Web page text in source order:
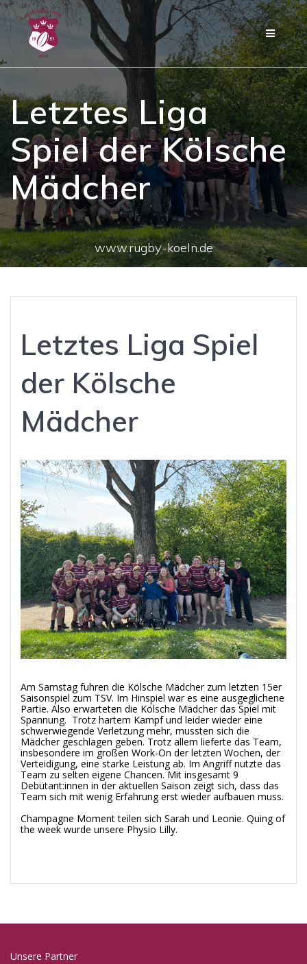
Zum
Inhalt
springen
Letztes Liga
Spiel der Kölsche
Mädcher
www.rugby-koeln.de
Letztes Liga Spiel
der Kölsche
Mädcher
Am Samstag fuhren die Kölsche Mädcher zum letzten 15er
Saisonspiel zum TSV. Im Hinspiel war es eine ausgeglichene
Partie. Also erwarteten die Kölsche Mädcher das Spiel mit
Spannung. Trotz hartem Kampf und leider wieder eine
schwerwiegende Verletzung mehr, mussten sich die
Mädcher geschlagen geben. Trotz allem lieferte das Team,
insbesondere im großen Work-On der letzten Wochen, der
Verteidigung, eine starke Leistung ab. Im Angriff nutzte das
Team zu selten eigene Chancen. Mit insgesamt 9
Debütant:innen in der aktuellen Saison zeigt sich, dass das
Team sich mit wenig Erfahrung erst wieder aufbauen muss.
Champagne Moment teilen sich Sarah und Leonie. Quing of
the week wurde unsere Physio Lilly.
Unsere Partner